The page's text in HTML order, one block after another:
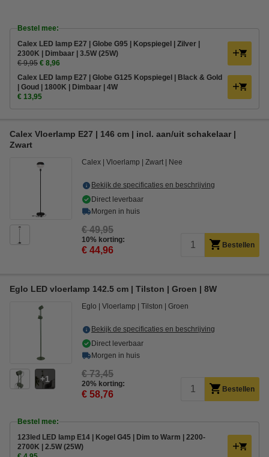
Bestel mee:
Calex LED lamp E27 | Globe G95 | Kopspiegel | Zilver |
2300K | Dimbaar | 3.5W (25W)
€ 9,95 € 8,96
Calex LED lamp E27 | Globe G125 Kopspiegel | Black & Gold
| Goud | 1800K | Dimbaar | 4W
€ 13,95
Calex Vloerlamp E27 | 146 cm | incl. aan/uit schakelaar |
Zwart
Calex Vloerlamp Zwart Nee
Bekijk de specificaties en beschrijving
Direct leverbaar
Morgen in huis
€ 49,95
10% korting:
€ 44,96 Bestellen
Eglo LED vloerlamp 142.5 cm | Tilston | Groen | 8W
1
Eglo Vloerlamp Tilston Groen
Bekijk de specificaties en beschrijving
Direct leverbaar
Morgen in huis
€ 73,45
20% korting:
€ 58,76 Bestellen
Bestel mee:
123led LED lamp E14 | Kogel G45 | Dim to Warm | 2200-
2700K | 2.5W (25W)